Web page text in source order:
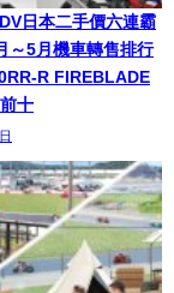
日本二手價六連霸
～5月機車轉售排行
R FIREBLADE
十